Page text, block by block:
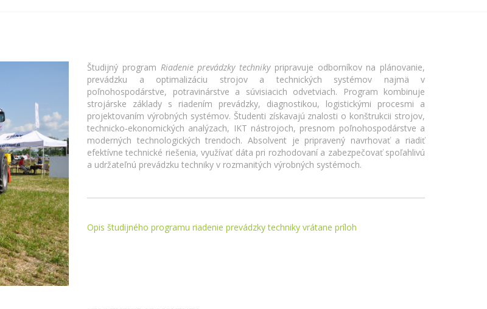
Študijný program Riadenie prevádzky technikypripravuje odborníkov na plánovanie,
prevádzku a optimalizáciu strojov a technických systémov najmä v
poľnohospodárstve, potravinárstve a súvisiacich odvetviach. Program kombinuje
strojárske základy s riadením prevádzky, diagnostikou, logistickými procesmi a
projektovaním výrobných systémov. Študenti získavajú znalosti o konštrukcii strojov,
technicko‑ekonomických analýzach, IKT nástrojoch, presnom poľnohospodárstve a
moderných technologických trendoch. Absolvent je pripravený navrhovať a riadiť
efektívne technické riešenia, využívať dáta pri rozhodovaní a zabezpečovať spoľahlivú
a udržateľnú prevádzku techniky v rozmanitých výrobných systémoch.
Opis študijného programu riadenie prevádzky techniky vrátane príloh